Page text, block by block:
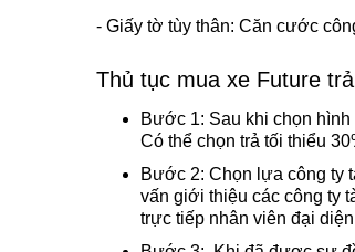
- Giấy tờ tùy thân: Căn cước
Thủ tục mua xe Future
Bước 1: Sau khi chọn
Có thể chọn trả tối thiểu
Bước 2: Chọn lựa công ty
vấn giới thiệu các công ty
trực tiếp nhân viên đại